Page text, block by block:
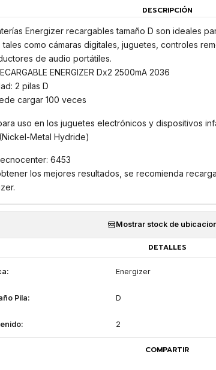
DESCRIPCIÓN
Energizer recargables tamaño D son ideales
tales como cámaras digitales, juguetes, controles
de audio portátiles.
ENERGIZER Dx2 2500mA 2036
2 pilas D
cargar 100 veces
uso en los juguetes electrónicos y dispositivos
Metal Hydride)
6453
los mejores resultados, se recomienda
Mostrar stock de
DETALLES
Energizer
Pila: D
2
COMPARTIR